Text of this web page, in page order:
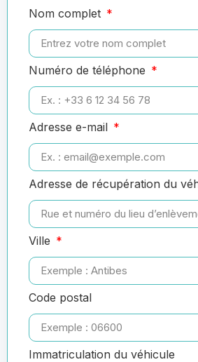
Nom complet
Numéro de téléphone
Adresse e-mail
Adresse de récupération du
Ville
Code postal
Immatriculation du véhicule